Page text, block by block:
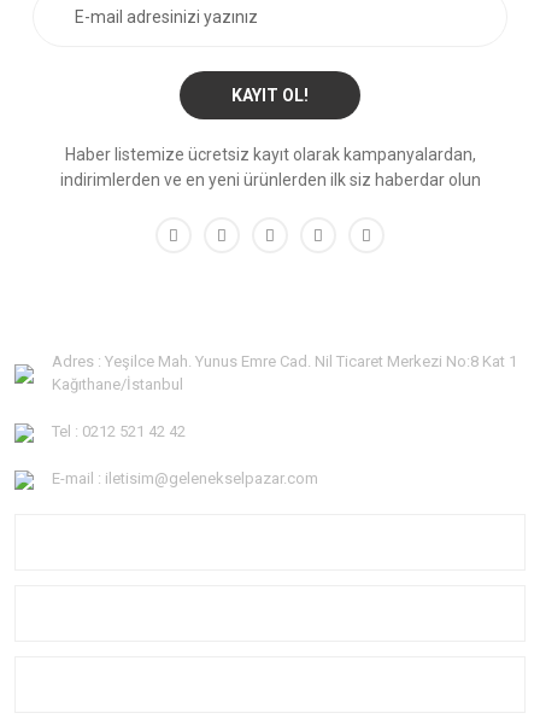
KAYIT OL!
Haber listemize ücretsiz kayıt olarak kampanyalardan,
indirimlerden ve en yeni ürünlerden ilk siz haberdar olun
Adres : Yeşilce Mah. Yunus Emre Cad. Nil Ticaret Merkezi No:8 Kat 1
Kağıthane/İstanbul
Tel : 0212 521 42 42
E-mail : iletisim@gelenekselpazar.com